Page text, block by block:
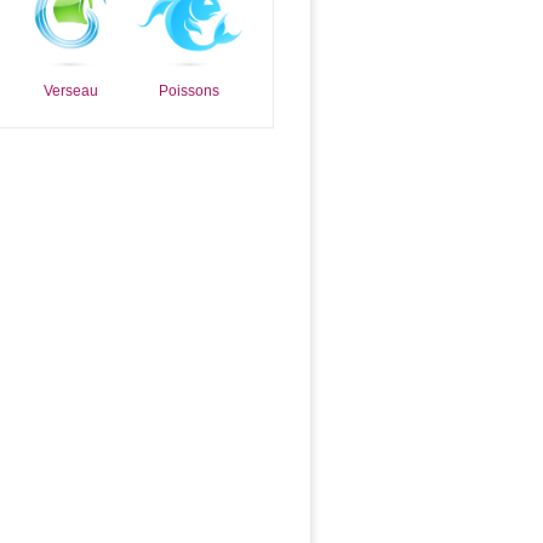
Verseau Poissons